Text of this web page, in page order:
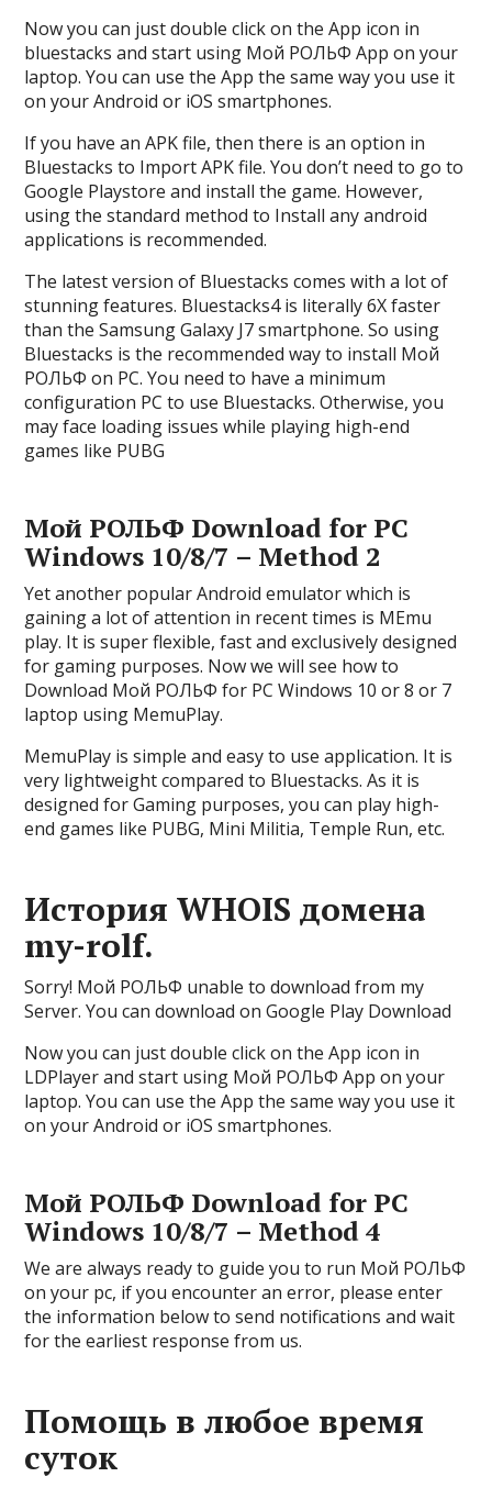
Now you can just double click on the App icon in
bluestacks and start using Мой РОЛЬФ App on your
laptop. You can use the App the same way you use it
on your Android or iOS smartphones.
If you have an APK file, then there is an option in
Bluestacks to Import APK file. You don’t need to go to
Google Playstore and install the game. However,
using the standard method to Install any android
applications is recommended.
The latest version of Bluestacks comes with a lot of
stunning features. Bluestacks4 is literally 6X faster
than the Samsung Galaxy J7 smartphone. So using
Bluestacks is the recommended way to install Мой
РОЛЬФ on PC. You need to have a minimum
configuration PC to use Bluestacks. Otherwise, you
may face loading issues while playing high-end
games like PUBG
Мой РОЛЬФ Download for PC
Windows 10/8/7 – Method 2
Yet another popular Android emulator which is
gaining a lot of attention in recent times is MEmu
play. It is super flexible, fast and exclusively designed
for gaming purposes. Now we will see how to
Download Мой РОЛЬФ for PC Windows 10 or 8 or 7
laptop using MemuPlay.
MemuPlay is simple and easy to use application. It is
very lightweight compared to Bluestacks. As it is
designed for Gaming purposes, you can play high-
end games like PUBG, Mini Militia, Temple Run, etc.
История WHOIS домена
my-rolf.
Sorry! Мой РОЛЬФ unable to download from my
Server. You can download on Google Play Download
Now you can just double click on the App icon in
LDPlayer and start using Мой РОЛЬФ App on your
laptop. You can use the App the same way you use it
on your Android or iOS smartphones.
Мой РОЛЬФ Download for PC
Windows 10/8/7 – Method 4
We are always ready to guide you to run Мой РОЛЬФ
on your pc, if you encounter an error, please enter
the information below to send notifications and wait
for the earliest response from us.
Помощь в любое время
суток